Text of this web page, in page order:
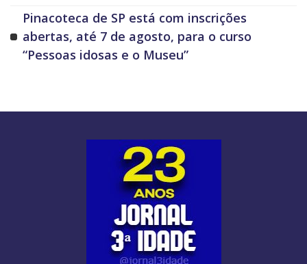
Pinacoteca de SP está com inscrições
abertas, até 7 de agosto, para o curso
“Pessoas idosas e o Museu”